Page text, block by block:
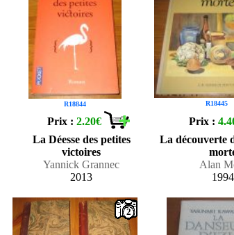
R18844
Prix :2.20€
La Déesse des petites
victoires
Yannick Grannec
2013
R18445
Prix :
La découverte
Alan
1994
2